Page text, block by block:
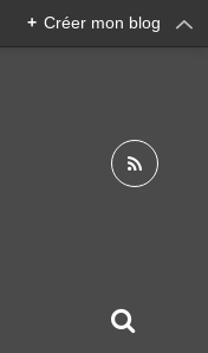
+ Créer mon blog